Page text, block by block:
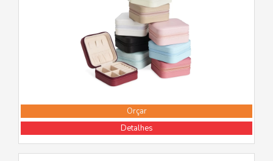
Orçar
Detalhes